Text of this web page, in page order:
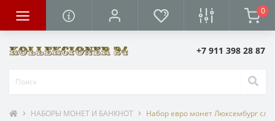
0
+7 911 398 28 87
НАБОРЫ МОНЕТ И БАНКНОТ Набор евро монет Люксембург